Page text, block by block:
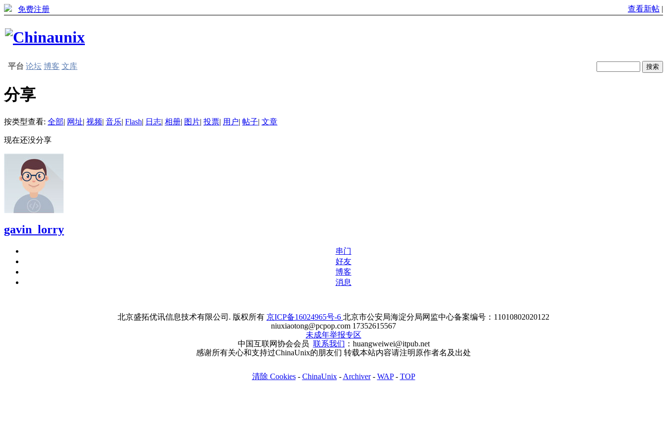
免费注册 查看新帖 |
平台 论坛 博客 文库
分享
按类型查看: 全部| 网址| 视频| 音乐| Flash| 日志| 相册| 图片| 投票| 用户| 帖子| 文章
现在还没分享
gavin_lorry
串门
好友
博客
消息
北京盛拓优讯信息技术有限公司. 版权所有 京ICP备16024965号-6 北京市公安局海淀分局网监中心备案编号：11010802020122
niuxiaotong@pcpop.com 17352615567
未成年举报专区
中国互联网协会会员 联系我们 ：huangweiwei@itpub.net
感谢所有关心和支持过ChinaUnix的朋友们 转载本站内容请注明原作者名及出处
清除 Cookies- ChinaUnix- Archiver- WAP- TOP